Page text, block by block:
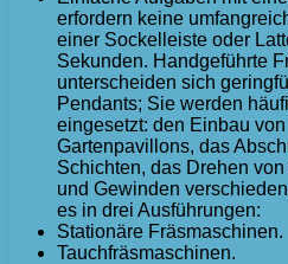
erfordern keine
einer Sockelleiste oder
Sekunden. Handgeführte
unterscheiden sich
Pendants; Sie werden
eingesetzt: den Einbau
Gartenpavillons, das
Schichten, das Drehen
und Gewinden
es in drei Ausführungen:
Stationäre Fräsmaschinen.
Tauchfräsmaschinen.